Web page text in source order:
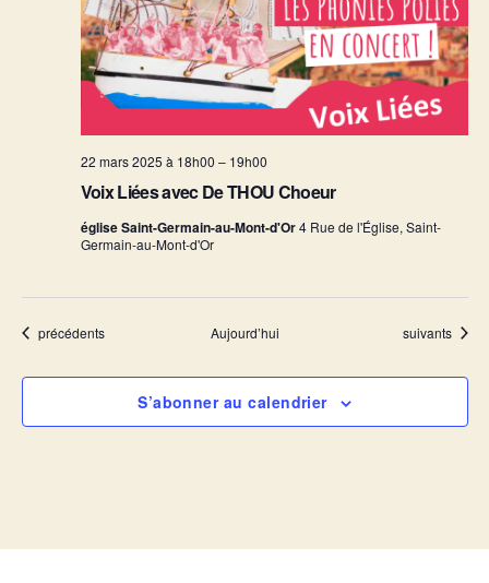
Voix Liées avec De THOU Choeur
22 mars 2025 à 18h00 – 19h00
église Saint-Germain-au-Mont-d'Or4 Rue de l'Église, Saint-
Germain-au-Mont-d'Or
Évènements
précédents Aujourd’hui Évènements
suivants
S’abonner au calendrier